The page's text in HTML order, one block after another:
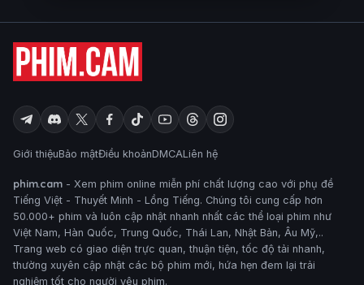
Giới thiệuBảo mậtĐiều khoảnDMCALiên hệ
phim.cam- Xem phim online miễn phí chất lượng cao với phụ đề
Tiếng Việt - Thuyết Minh - Lồng Tiếng. Chúng tôi cung cấp hơn
50.000+ phim và luôn cập nhật nhanh nhất các thể loại phim như
Việt Nam, Hàn Quốc, Trung Quốc, Thái Lan, Nhật Bản, Âu Mỹ,..
Trang web có giao diện trực quan, thuận tiện, tốc độ tải nhanh,
thường xuyên cập nhật các bộ phim mới, hứa hẹn đem lại trải
nghiệm tốt cho người yêu phim.